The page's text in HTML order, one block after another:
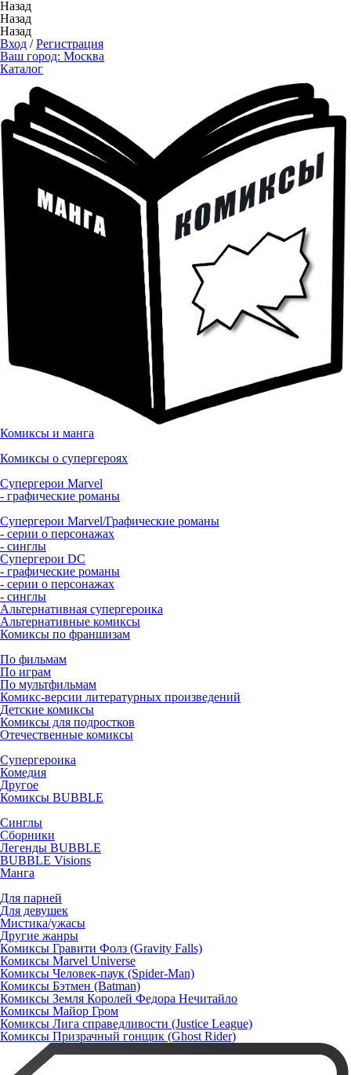
Назад
Назад
Назад
Вход /Регистрация
Ваш город: Москва
Каталог
Комиксы и манга
Комиксы о супергероях
Супергерои Marvel
- графические романы
Супергерои Marvel/Графические романы
- серии о персонажах
- синглы
Супергерои DC
- графические романы
- серии о персонажах
- синглы
Альтернативная супергероика
Альтернативные комиксы
Комиксы по франшизам
По фильмам
По играм
По мультфильмам
Комикс-версии литературных произведений
Детские комиксы
Комиксы для подростков
Отечественные комиксы
Супергероика
Комедия
Другое
Комиксы BUBBLE
Синглы
Сборники
Легенды BUBBLE
BUBBLE Visions
Манга
Для парней
Для девушек
Мистика/ужасы
Другие жанры
Комиксы Гравити Фолз (Gravity Falls)
Комиксы Marvel Universe
Комиксы Человек-паук (Spider-Man)
Комиксы Бэтмен (Batman)
Комиксы Земля Королей Федора Нечитайло
Комиксы Майор Гром
Комиксы Лига справедливости (Justice League)
Комиксы Призрачный гонщик (Ghost Rider)